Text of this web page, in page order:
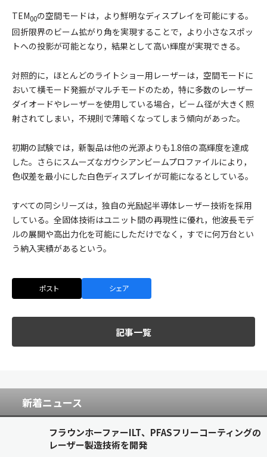
TEM00の空間モードは，より鮮明なディスプレイを可能にする。
回折限界のビーム拡がり角を実現することで，より小さなスポッ
トへの投影が可能となり，結果として高い輝度が実現できる。
対照的に，ほとんどのライトショー用レーザーは，空間モードに
おいて横モード発振がマルチモードのため，特に多数のレーザー
ダイオードやレーザーを使用している場合，ビーム径が大きく照
射されてしまい，不規則で薄暗くなってしまう傾向があった。
初期の試験では，新製品は他の光源よりも1.8倍の高輝度を達成
した。さらにスムーズなガウシアンビームプロファイルにより，
色収差を最小にした白色ディスプレイが可能になるとしている。
すべての同シリーズは，独自の光励起半導体レーザー技術を採用
している。全固体技術はユニット間の再現性に優れ，他波長モデ
ルの展開や高出力化を可能にしただけでなく，すでに何万台とい
う納入実績があるという。
ポスト シェア
記事一覧
新着ニュース
フラウンホーファーILT、PFASフリーコーティングの
レーザー製造技術を開発